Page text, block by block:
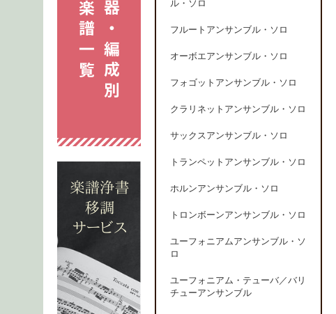
ル・ソロ
フルートアンサンブル・ソロ
オーボエアンサンブル・ソロ
フォゴットアンサンブル・ソロ
クラリネットアンサンブル・ソロ
サックスアンサンブル・ソロ
トランペットアンサンブル・ソロ
ホルンアンサンブル・ソロ
トロンボーンアンサンブル・ソロ
ユーフォニアムアンサンブル・ソ
ロ
ユーフォニアム・テューバ／バリ
チューアンサンブル